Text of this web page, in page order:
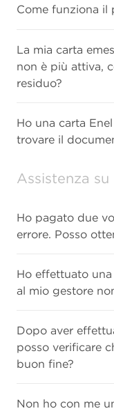
Come funziona il
La mia carta
non è più attiva,
residuo?
Ho una carta
trovare il
Assistenza
Ho pagato due
errore. Posso
Ho effettuato
al mio gestore
Dopo aver
posso verificare
buon fine?
Non ho con me